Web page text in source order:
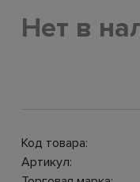
Нет в
Код товара:
Артикул: